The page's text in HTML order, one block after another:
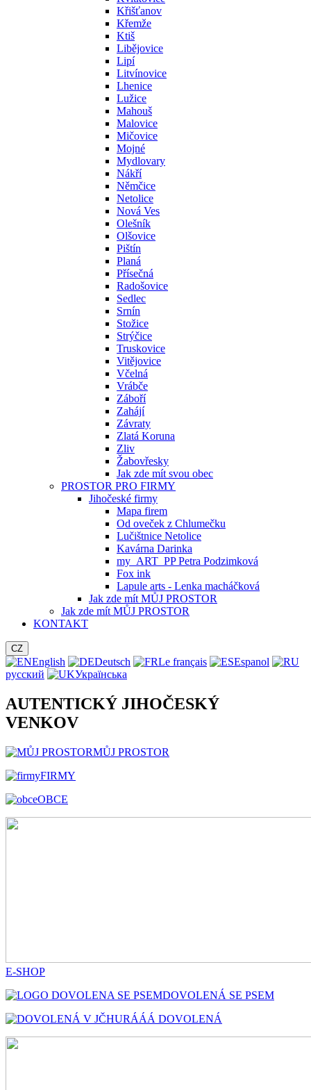
Křišťanov
Křemže
Ktiš
Libějovice
Lipí
Litvínovice
Lhenice
Lužice
Mahouš
Malovice
Mičovice
Mojné
Mydlovary
Nákří
Němčice
Netolice
Nová Ves
Olešník
Olšovice
Pištín
Planá
Přísečná
Radošovice
Sedlec
Srnín
Stožice
Strýčice
Truskovice
Vitějovice
Včelná
Vrábče
Záboří
Zahájí
Závraty
Zlatá Koruna
Zliv
Žabovřesky
Jak zde mít svou obec
PROSTOR PRO FIRMY
Jihočeské firmy
Mapa firem
Od oveček z Chlumečku
Lučištnice Netolice
Kavárna Darinka
my_ART_PP Petra Podzimková
Fox ink
Lapule arts - Lenka macháčková
Jak zde mít MŮJ PROSTOR
Jak zde mít MŮJ PROSTOR
KONTAKT
CZ
English Deutsch Le français
Espanol
русский
Українська
AUTENTICKÝ JIHOČESKÝ
VENKOV
MŮJ PROSTOR
FIRMY
OBCE
E-SHOP
DOVOLENÁ SE PSEM
HURÁÁÁ DOVOLENÁ